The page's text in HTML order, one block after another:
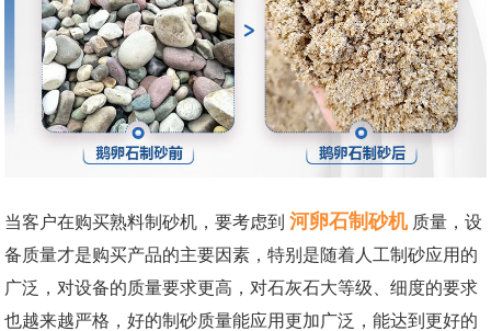
当客户在购买熟料制砂机，要考虑到 河卵石制砂机 质量，设
备质量才是购买产品的主要因素，特别是随着人工制砂应用的
广泛，对设备的质量要求更高，对石灰石大等级、细度的要求
也越来越严格，好的制砂质量能应用更加广泛，能达到更好的